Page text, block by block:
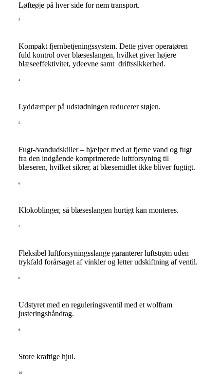
Løfteøje på hver side for nem transport.
3
Kompakt fjernbetjeningssystem. Dette giver operatøren
fuld kontrol over blæseslangen, hvilket giver højere
blæseeffektivitet, ydeevne samt driftssikkerhed.
4
Lyddæmper på udstødningen reducerer støjen.
5
Fugt-/vandudskiller – hjælper med at fjerne vand og fugt
fra den indgående komprimerede luftforsyning til
blæseren, hvilket sikrer, at blæsemidlet ikke bliver fugtigt.
6
Klokoblinger, så blæseslangen hurtigt kan monteres.
7
Fleksibel luftforsyningsslange garanterer luftstrøm uden
trykfald forårsaget af vinkler og letter udskiftning af ventil.
8
Udstyret med en reguleringsventil med et wolfram
justeringshåndtag.
9
Store kraftige hjul.
10